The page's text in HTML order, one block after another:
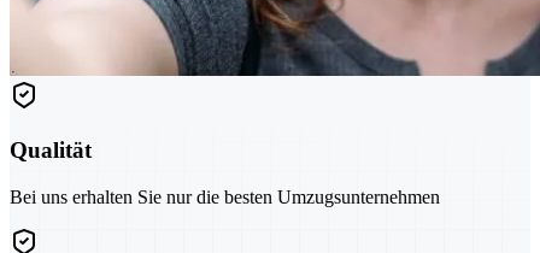
Qualität
Bei uns erhalten Sie nur die besten Umzugsunternehmen